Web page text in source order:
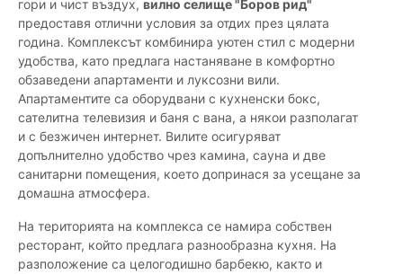
гори и чист въздух, вилно селище "Боров рид"
предоставя отлични условия за отдих през цялата
година. Комплексът комбинира уютен стил с модерни
удобства, като предлага настаняване в комфортно
обзаведени апартаменти и луксозни вили.
Апартаментите са оборудвани с кухненски бокс,
сателитна телевизия и баня с вана, а някои разполагат
и с безжичен интернет. Вилите осигуряват
допълнително удобство чрез камина, сауна и две
санитарни помещения, което допринася за усещане за
домашна атмосфера.
На територията на комплекса се намира собствен
ресторант, който предлага разнообразна кухня. На
разположение са целогодишно барбекю, както и